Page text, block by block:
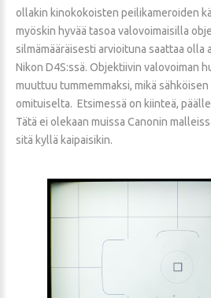
ollakin kinokokoisten peilikameroiden
myöskin hyvää tasoa valovoimaisilla
silmämääräisesti arvioituna saattaa olla
Nikon D4S:ssä. Objektiivin valovoiman
muuttuu tummemmaksi, mikä
omituiselta. Etsimessä on kiinteä,
Tätä ei olekaan muissa Canonin
sitä kyllä kaipaisikin.